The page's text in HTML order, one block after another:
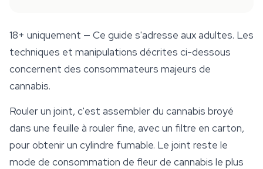
18+ uniquement — Ce guide s'adresse aux adultes. Les
techniques et manipulations décrites ci-dessous
concernent des consommateurs majeurs de
cannabis.
Roulerun joint, c'est assembler du cannabis broyé
dans une feuille à rouler fine, avec un filtre en carton,
pour obtenir un cylindre fumable. Le joint reste le
mode de consommation de fleur de cannabis le plus